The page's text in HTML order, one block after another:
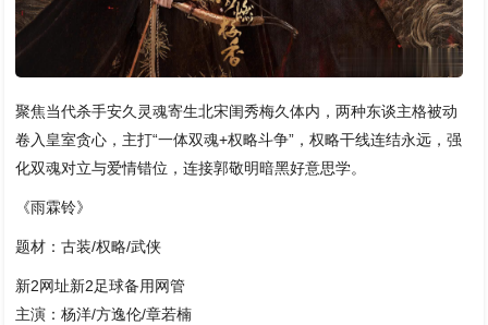
聚焦当代杀手安久灵魂寄生北宋闺秀梅久体内，两种东谈主格被动
卷入皇室贪心，主打“一体双魂+权略斗争”，权略干线连结永远，强
化双魂对立与爱情错位，连接郭敬明暗黑好意思学。
《雨霖铃》
题材：古装/权略/武侠
新2网址新2足球备用网管
主演：杨洋/方逸伦/章若楠